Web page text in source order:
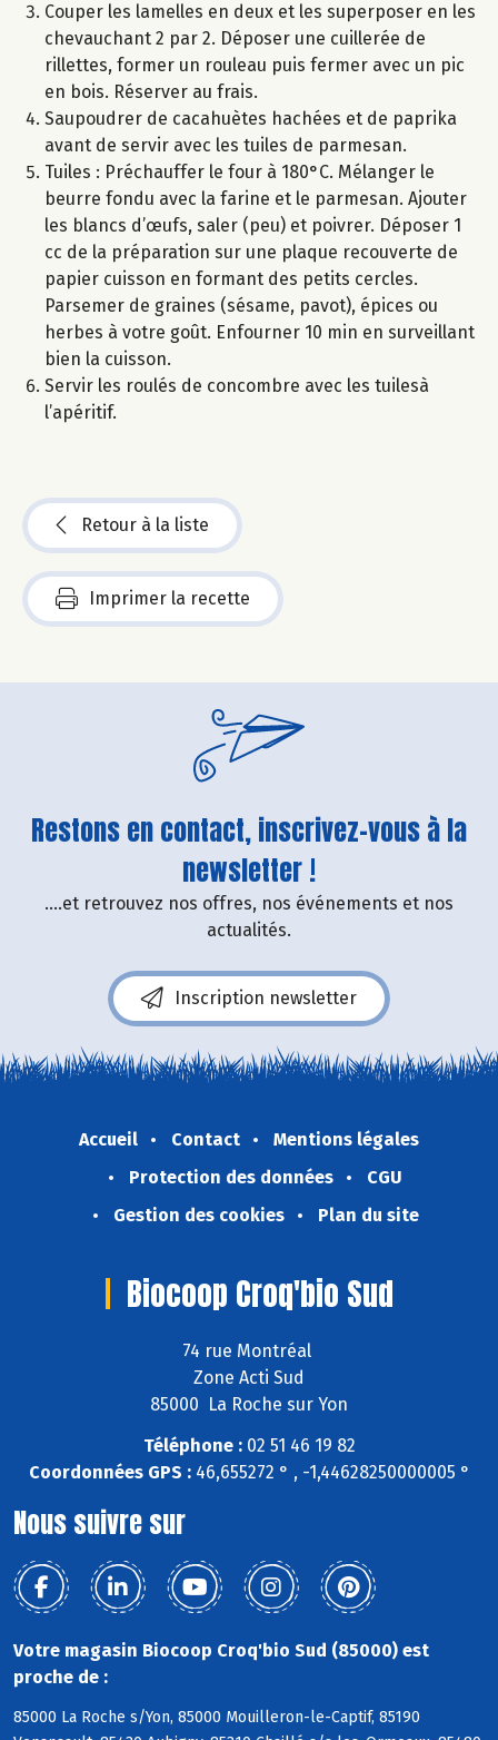
Couper les lamelles en deux et les superposer en les
chevauchant 2 par 2. Déposer une cuillerée de
rillettes, former un rouleau puis fermer avec un pic
en bois. Réserver au frais.
Saupoudrer de cacahuètes hachées et de paprika
avant de servir avec les tuiles de parmesan.
Tuiles : Préchauffer le four à 180°C. Mélanger le
beurre fondu avec la farine et le parmesan. Ajouter
les blancs d’œufs, saler (peu) et poivrer. Déposer 1
cc de la préparation sur une plaque recouverte de
papier cuisson en formant des petits cercles.
Parsemer de graines (sésame, pavot), épices ou
herbes à votre goût. Enfourner 10 min en surveillant
bien la cuisson.
Servir les roulés de concombre avec les tuilesà
l’apéritif.
Retour à la liste
Imprimer la recette
Restons en contact, inscrivez-vous à la
newsletter !
....et retrouvez nos offres, nos événements et nos
actualités.
Inscription newsletter
Accueil Contact
Mentions légales
Protection des données
CGU
Gestion des cookies
Plan du site
Biocoop Croq'bio Sud
74 rue Montréal
Zone Acti Sud
85000 La Roche sur Yon
Téléphone :02 51 46 19 82
Coordonnées GPS :46,655272 ° , -1,44628250000005 °
Nous suivre sur
Votre magasin Biocoop Croq'bio Sud (85000) est
proche de :
85000 La Roche s/Yon, 85000 Mouilleron-le-Captif, 85190